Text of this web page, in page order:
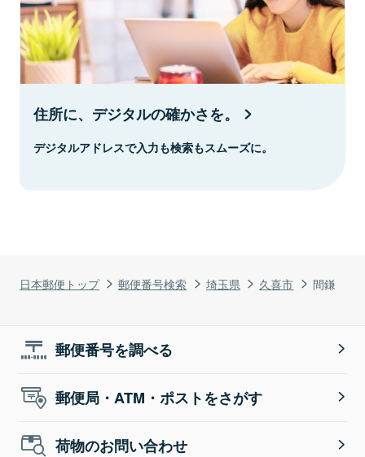
日本郵便トップ 郵便番号検索 埼玉県 久喜市 間鎌
住所に、デジタルの確かさを。
デジタルアドレスで入力も検索もスムーズに。
郵便番号を調べる
郵便局・ATM・ポストをさがす
荷物のお問い合わせ